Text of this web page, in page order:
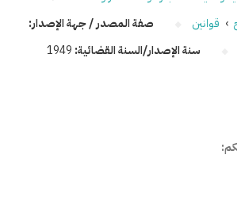
› قوانين
سنة الإصدار/السنة القضائية: 1949
صفة المصدر / جهة الإصدار: